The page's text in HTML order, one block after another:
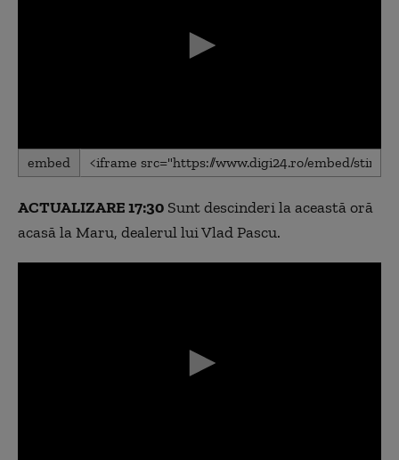
0
seconds
seconds
embed
ACTUALIZARE 17:30 Sunt descinderi la această oră
acasă la Maru, dealerul lui Vlad Pascu.